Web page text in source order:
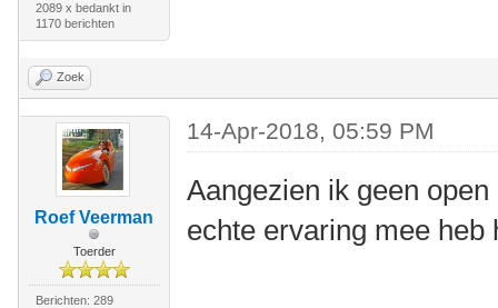
2089 x bedankt in
1170 berichten
Zoek
Roef Veerman
Toerder
Berichten: 289
14-Apr-2018, 05:59 PM
Aangezien ik geen
echte ervaring mee heb